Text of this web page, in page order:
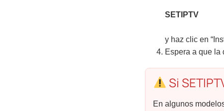
SETIPTV
y haz clic en
Espera a que la
Si
En algunos